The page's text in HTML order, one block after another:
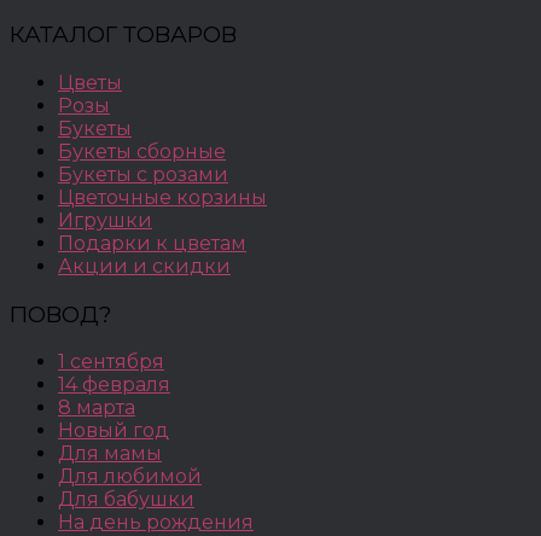
КАТАЛОГ ТОВАРОВ
Цветы
Розы
Букеты
Букеты сборные
Букеты с розами
Цветочные корзины
Игрушки
Подарки к цветам
Акции и скидки
ПОВОД?
1 сентября
14 февраля
8 марта
Новый год
Для мамы
Для любимой
Для бабушки
На день рождения